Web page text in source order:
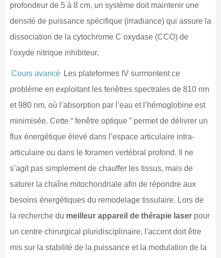
profondeur de 5 à 8 cm, un système doit maintenir une
densité de puissance spécifique (irradiance) qui assure la
dissociation de la cytochrome C oxydase (CCO) de
l'oxyde nitrique inhibiteur.
Cours avancé
Les plateformes IV surmontent ce
problème en exploitant les fenêtres spectrales de 810 nm
et 980 nm, où l’absorption par l’eau et l’hémoglobine est
minimisée. Cette “ fenêtre optique ” permet de délivrer un
flux énergétique élevé dans l’espace articulaire intra-
articulaire ou dans le foramen vertébral profond. Il ne
s’agit pas simplement de chauffer les tissus, mais de
saturer la chaîne mitochondriale afin de répondre aux
besoins énergétiques du remodelage tissulaire. Lors de
la recherche du meilleur appareil de thérapie laserpour
un centre chirurgical pluridisciplinaire, l'accent doit être
mis sur la stabilité de la puissance et la modulation de la